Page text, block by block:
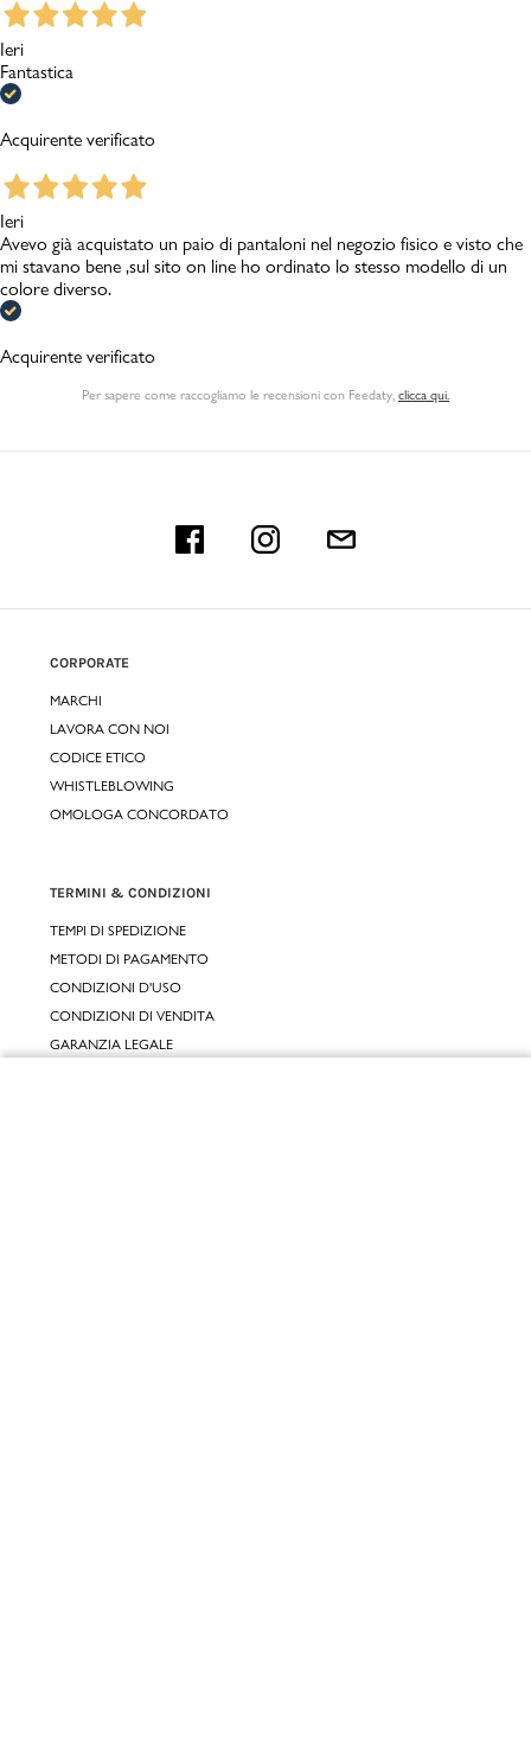
Ieri
Fantastica
Acquirente verificato
Ieri
Avevo già acquistato un paio di pantaloni nel negozio fisico e visto che
mi stavano bene ,sul sito on line ho ordinato lo stesso modello di un
colore diverso.
Acquirente verificato
Per sapere come raccogliamo le recensioni con Feedaty, clicca qui.
CORPORATE
MARCHI
LAVORA CON NOI
CODICE ETICO
WHISTLEBLOWING
OMOLOGA CONCORDATO
TERMINI & CONDIZIONI
TEMPI DI SPEDIZIONE
METODI DI PAGAMENTO
CONDIZIONI D'USO
CONDIZIONI DI VENDITA
GARANZIA LEGALE